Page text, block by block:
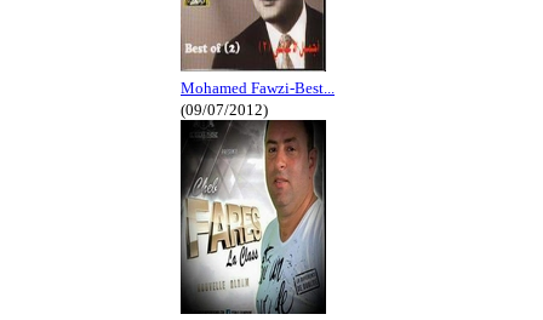
Mohamed Fawzi-Best...
(09/07/2012)